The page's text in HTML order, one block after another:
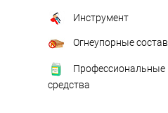
Инструмент
Огнеупорные
средства